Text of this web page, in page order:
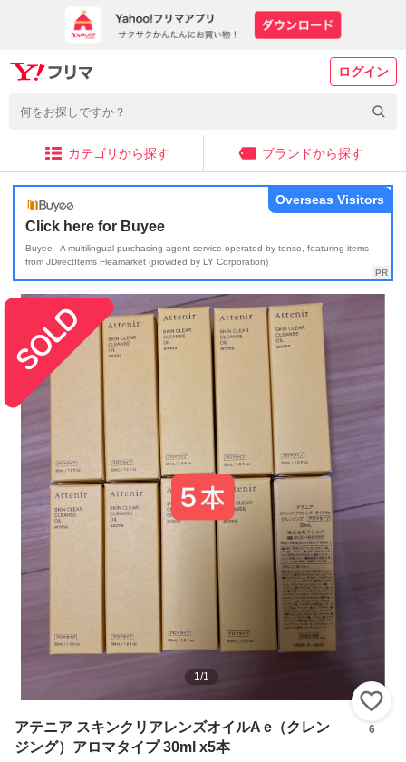
ログイン
カテゴリから探す ブランドから探す
Click here for Buyee
Buyee - A multilingual purchasing agent service operated by tenso, featuring items
from JDirectItems Fleamarket (provided by LY Corporation)
Overseas Visitors
1/1
アテニア スキンクリアレンズオイルA e（クレン
ジング）アロマタイプ 30ml x5本
6